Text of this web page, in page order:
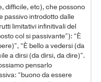
difficile, etc), che possono
passivo introdotto dalle
limitativi infinitivali del
col si passivante”): “È
“È bello a vedersi (da
a dirsi (da dirsi, da dire)”.
pensarlo
“buono da essere